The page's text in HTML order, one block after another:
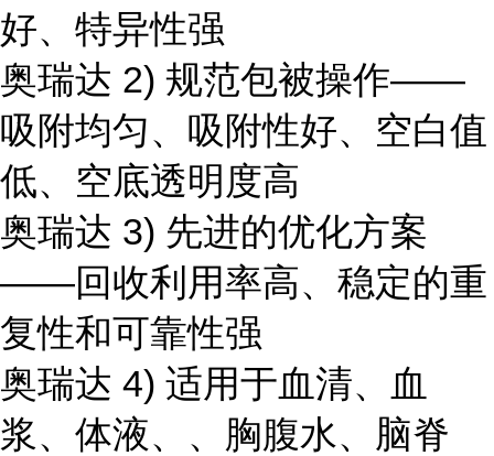
好、特异性强
奥瑞达 2) 规范包被操作——
吸附均匀、吸附性好、空白值
低、空底透明度高
奥瑞达 3) 先进的优化方案
——回收利用率高、稳定的重
复性和可靠性强
奥瑞达 4) 适用于血清、血
浆、体液、、胸腹水、脑脊